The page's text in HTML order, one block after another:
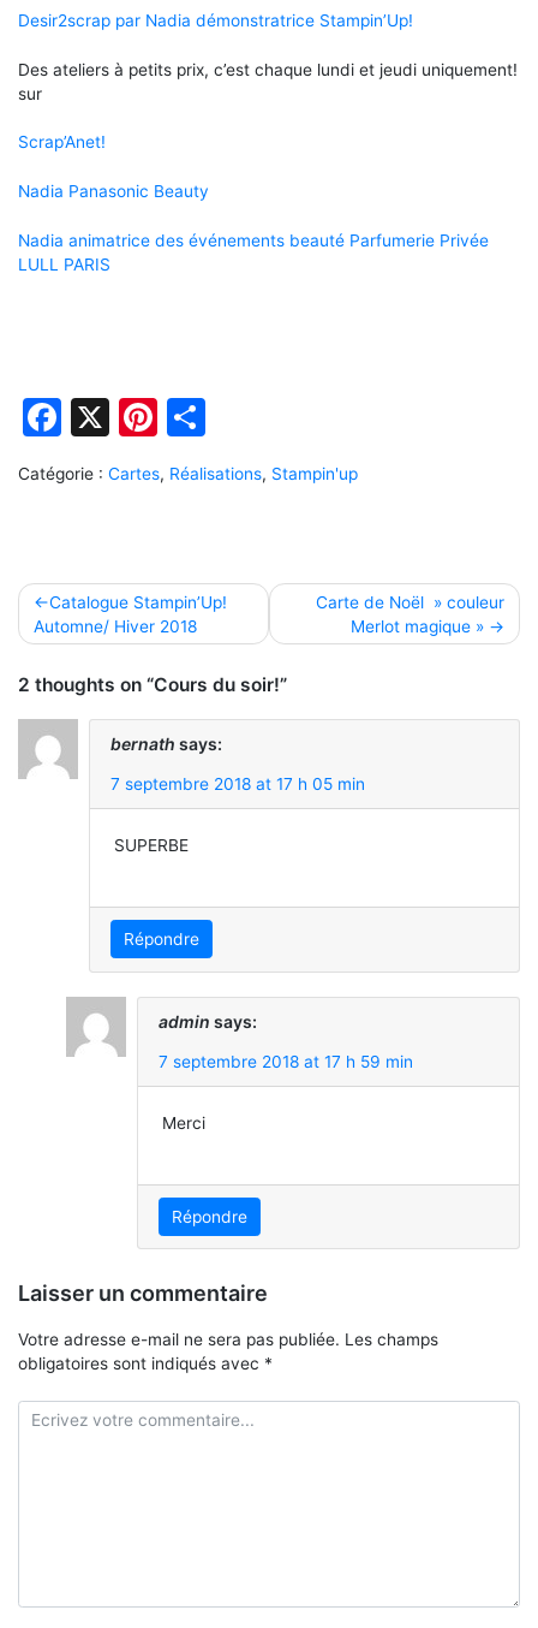
Desir2scrap par Nadia démonstratrice Stampin’Up!
Des ateliers à petits prix, c’est chaque lundi et jeudi uniquement!
sur
Scrap’Anet!
Nadia Panasonic Beauty
Nadia animatrice des événements beauté Parfumerie Privée
LULL PARIS
Facebook
X Pinterest
Catégorie : Cartes, Réalisations, Stampin'up
Navigation
de
l’article
Catalogue Stampin’Up!
Automne/ Hiver 2018
Carte de Noël » couleur
Merlot magique »
2 thoughts on “Cours du soir!”
bernath says:
7 septembre 2018 at 17 h 05 min
SUPERBE
Répondre
admin says:
7 septembre 2018 at 17 h 59 min
Merci
Répondre
Laisser un commentaire
Votre adresse e-mail ne sera pas publiée. Les champs
obligatoires sont indiqués avec *